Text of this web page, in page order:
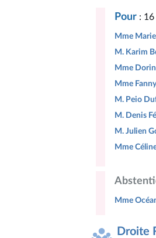
Pour : 16
Mme
M. Karim
Mme
Mme
M. Peio
M. Denis
M. Julien
Mme
Mme
Droite